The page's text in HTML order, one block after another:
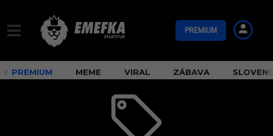
PREMIUM
PREMIUM MEME VIRAL ZÁBAVA